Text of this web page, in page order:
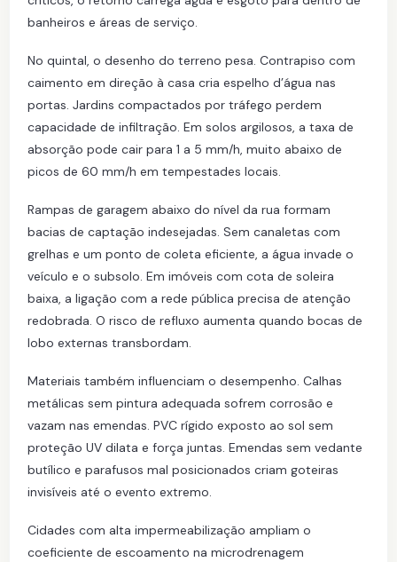
banheiros e áreas de serviço.
No quintal, o desenho do terreno pesa. Contrapiso com
caimento em direção à casa cria espelho d’água nas
portas. Jardins compactados por tráfego perdem
capacidade de infiltração. Em solos argilosos, a taxa de
absorção pode cair para 1 a 5 mm/h, muito abaixo de
picos de 60 mm/h em tempestades locais.
Rampas de garagem abaixo do nível da rua formam
bacias de captação indesejadas. Sem canaletas com
grelhas e um ponto de coleta eficiente, a água invade o
veículo e o subsolo. Em imóveis com cota de soleira
baixa, a ligação com a rede pública precisa de atenção
redobrada. O risco de refluxo aumenta quando bocas de
lobo externas transbordam.
Materiais também influenciam o desempenho. Calhas
metálicas sem pintura adequada sofrem corrosão e
vazam nas emendas. PVC rígido exposto ao sol sem
proteção UV dilata e força juntas. Emendas sem vedante
butílico e parafusos mal posicionados criam goteiras
invisíveis até o evento extremo.
Cidades com alta impermeabilização ampliam o
coeficiente de escoamento na microdrenagem